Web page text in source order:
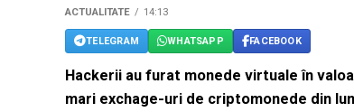
ACTUALITATE 14:13
TELEGRAM WHATSAPP FACEBOOK
Hackerii au furat monede virtuale în
mari exchage-uri de criptomonede din